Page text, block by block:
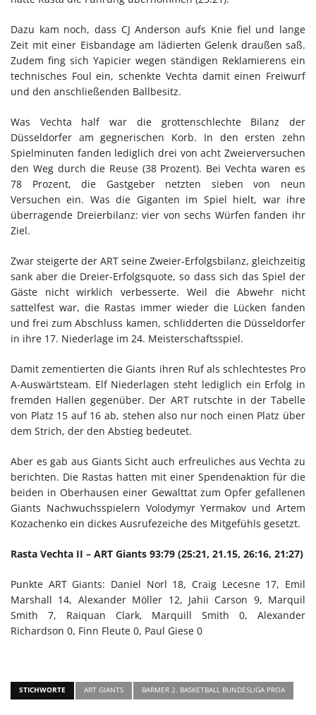
Dazu kam noch, dass CJ Anderson aufs Knie fiel und lange
Zeit mit einer Eisbandage am lädierten Gelenk draußen saß.
Zudem fing sich Yapicier wegen ständigen Reklamierens ein
technisches Foul ein, schenkte Vechta damit einen Freiwurf
und den anschließenden Ballbesitz.
Was Vechta half war die grottenschlechte Bilanz der
Düsseldorfer am gegnerischen Korb. In den ersten zehn
Spielminuten fanden lediglich drei von acht Zweierversuchen
den Weg durch die Reuse (38 Prozent). Bei Vechta waren es
78 Prozent, die Gastgeber netzten sieben von neun
Versuchen ein. Was die Giganten im Spiel hielt, war ihre
überragende Dreierbilanz: vier von sechs Würfen fanden ihr
Ziel.
Zwar steigerte der ART seine Zweier-Erfolgsbilanz, gleichzeitig
sank aber die Dreier-Erfolgsquote, so dass sich das Spiel der
Gäste nicht wirklich verbesserte. Weil die Abwehr nicht
sattelfest war, die Rastas immer wieder die Lücken fanden
und frei zum Abschluss kamen, schlidderten die Düsseldorfer
in ihre 17. Niederlage im 24. Meisterschaftsspiel.
Damit zementierten die Giants ihren Ruf als schlechtestes Pro
A-Auswärtsteam. Elf Niederlagen steht lediglich ein Erfolg in
fremden Hallen gegenüber. Der ART rutschte in der Tabelle
von Platz 15 auf 16 ab, stehen also nur noch einen Platz über
dem Strich, der den Abstieg bedeutet.
Aber es gab aus Giants Sicht auch erfreuliches aus Vechta zu
berichten. Die Rastas hatten mit einer Spendenaktion für die
beiden in Oberhausen einer Gewalttat zum Opfer gefallenen
Giants Nachwuchsspielern Volodymyr Yermakov und Artem
Kozachenko ein dickes Ausrufezeiche des Mitgefühls gesetzt.
Rasta Vechta II – ART Giants 93:79 (25:21, 21.15, 26:16, 21:27)
Punkte ART Giants: Daniel Norl 18, Craig Lecesne 17, Emil
Marshall 14, Alexander Möller 12, Jahii Carson 9, Marquil
Smith 7, Raiquan Clark, Marquill Smith 0, Alexander
Richardson 0, Finn Fleute 0, Paul Giese 0
STICHWORTE ART GIANTS BARMER 2. BASKETBALL BUNDESLIGA PROA